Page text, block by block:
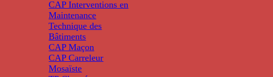
CAP Interventions en
Maintenance
Technique des
Bâtiments
CAP Maçon
CAP Carreleur
Mosaïste